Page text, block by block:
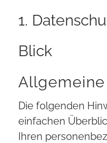
1.
Blick
Die folgenden
einfachen
Ihren